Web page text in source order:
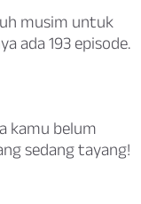
musim untuk
ada 193 episode.
kamu belum
sedang tayang!